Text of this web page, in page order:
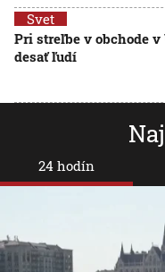
Svet
Pri streľbe v obchode v
desať ľudí
24 hodín